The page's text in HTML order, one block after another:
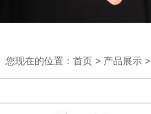
您现在的位置： 首页 > 产品展示 >